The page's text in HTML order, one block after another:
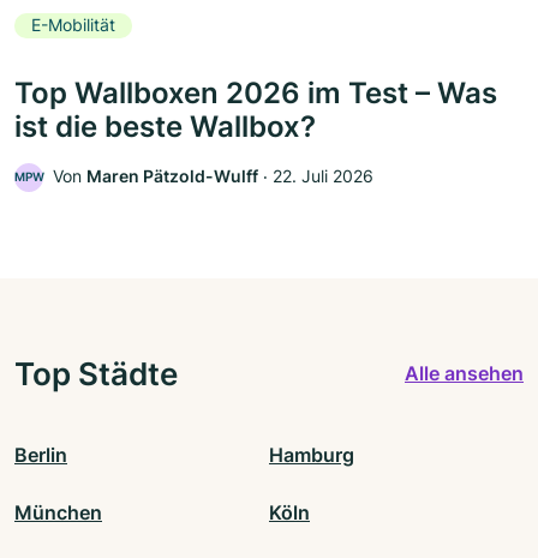
E-Mobilität
Top Wallboxen 2026 im Test – Was
ist die beste Wallbox?
MPW Von Maren Pätzold-Wulff ‧ 22. Juli 2026
Top Städte Alle ansehen
Berlin Hamburg
München Köln